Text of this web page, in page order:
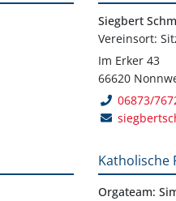
Siegbert
Vereinsort:
Im Erker 43
66620
06873/
Katholische
Orgateam: